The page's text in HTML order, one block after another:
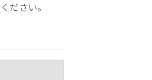
ださい。